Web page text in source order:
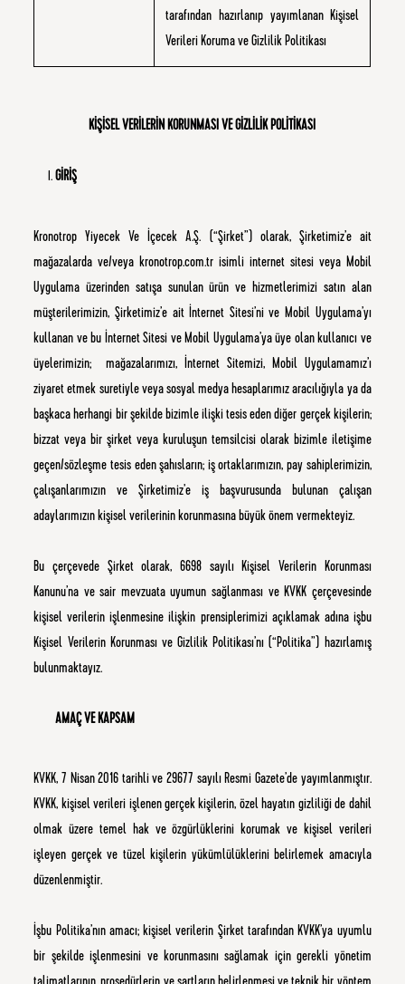
tarafından hazırlanıp yayımlanan Kişisel
Verileri Koruma ve Gizlilik Politikası
KİŞİSEL VERİLERİN KORUNMASI VE GİZLİLİK POLİTİKASI
GİRİŞ
Kronotrop Yiyecek Ve İçecek A.Ş. (“Şirket”) olarak, Şirketimiz’e ait
mağazalarda ve/veyakronotrop.com.tr isimli internet sitesi veya Mobil
Uygulama üzerinden satışa sunulan ürün ve hizmetlerimizi satın alan
müşterilerimizin, Şirketimiz’e ait İnternet Sitesi’ni ve Mobil Uygulama’yı
kullanan ve bu İnternet Sitesi ve Mobil Uygulama’ya üye olan kullanıcı ve
üyelerimizin; mağazalarımızı, İnternet Sitemizi, Mobil Uygulamamız’ı
ziyaret etmek suretiyle veya sosyal medya hesaplarımız aracılığıyla ya da
başkaca herhangi bir şekilde bizimle ilişki tesis eden diğer gerçek kişilerin;
bizzat veya bir şirket veya kuruluşun temsilcisi olarak bizimle iletişime
geçen/sözleşme tesis eden şahısların; iş ortaklarımızın, pay sahiplerimizin,
çalışanlarımızın ve Şirketimiz’e iş başvurusunda bulunan çalışan
adaylarımızın kişisel verilerinin korunmasına büyük önem vermekteyiz.
Bu çerçevede Şirket olarak, 6698 sayılı Kişisel Verilerin Korunması
Kanunu’na ve sair mevzuata uyumun sağlanması ve KVKK çerçevesinde
kişisel verilerin işlenmesine ilişkin prensiplerimizi açıklamak adına işbu
Kişisel Verilerin Korunması ve Gizlilik Politikası’nı (“Politika”) hazırlamış
bulunmaktayız.
AMAÇ VE KAPSAM
KVKK, 7 Nisan 2016 tarihli ve 29677 sayılı Resmi Gazete’de yayımlanmıştır.
KVKK, kişisel verileri işlenen gerçek kişilerin, özel hayatın gizliliği de dahil
olmak üzere temel hak ve özgürlüklerini korumak ve kişisel verileri
işleyen gerçek ve tüzel kişilerin yükümlülüklerini belirlemek amacıyla
düzenlenmiştir.
İşbu Politika’nın amacı; kişisel verilerin Şirket tarafından KVKK’ya uyumlu
bir şekilde işlenmesini ve korunmasını sağlamak için gerekli yönetim